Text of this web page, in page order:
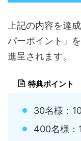
上記の内容を達
パーポイント」
進呈されます。
特典ポイント
30名様：
400名様：